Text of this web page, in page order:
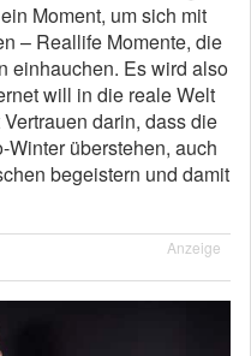
Moment, um sich mit
– Reallife Momente, die
einhauchen. Es wird also
will in die reale Welt
darin, dass die
überstehen, auch
begeistern und damit
Anzeige